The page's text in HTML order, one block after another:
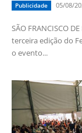
Publicidade 05/08/
SÃO FRANCISCO
terceira edição do
o evento...